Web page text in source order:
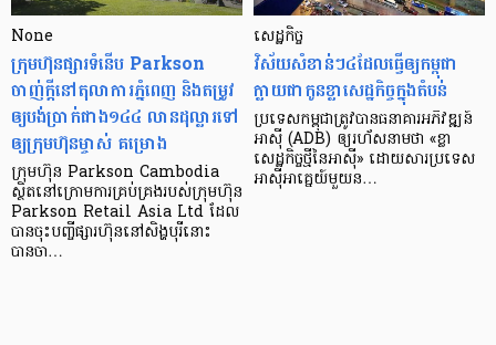
None
ក្រុមហ៊ុនផ្សារទំនើប Parkson
ចាញ់ក្ដីនៅតុលាការភ្នំពេញ និងតម្រូវ
ឲ្យបង់ប្រាក់ជាង១៤៤ លានដុល្លារទៅ
ឲ្យក្រុមហ៊ុនម្ចាស់ គម្រោង
ក្រុមហ៊ុន Parkson Cambodia
ស្ថិតនៅក្រោមការគ្រប់គ្រងរបស់ក្រុមហ៊ុន
Parkson Retail Asia Ltd ដែល
បានចុះបញ្ចីផ្សារហ៊ុននៅសិង្ហបុរីនោះ
បានចា…
សេដ្ឋកិច្ច​
វិស័យ​សំខាន់ៗ​៤​ដែល​ធ្វើ​ឲ្យ​កម្ពុជា​
ក្លាយ​ជា​កូន​ខ្លា​សេដ្ឋកិច្ច​ក្នុង​តំបន់
ប្រទេស​កម្ពុជា​ត្រូវ​បាន​ធនាគារ​អភិវឌ្ឍន៍​
អាស៊ី (ADB) ឲ្យ​រហ័ស​នាមថា «ខ្លា​
សេដ្ឋកិច្ច​ថ្មី​នៃ​អាស៊ី» ដោយសារ​ប្រទេស​
អាស៊ី​អាគ្នេយ៍​មួយ​ន…